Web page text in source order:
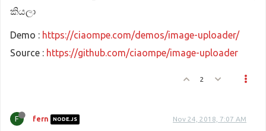
කියලා
Demo : https://ciaompe.com/demos/image-uploader/
Source : https://github.com/ciaompe/image-uploader
2
F fern NODE.JS Nov 24, 2018, 7:07 AM